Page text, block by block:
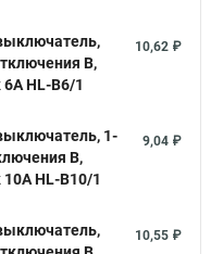
B,
HL-B6/1
10,62 ₽
1-
B,
HL-B10/1
9,04 ₽
10,55 ₽